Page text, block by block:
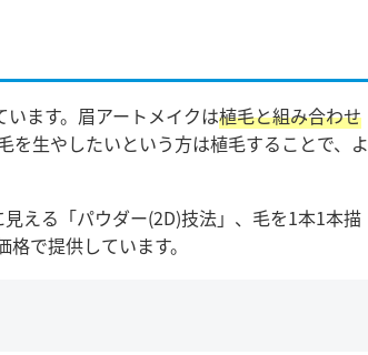
ます。眉アートメイクは植毛と組み合わせ
を生やしたいという方は植毛することで、よ
える「パウダー(2D)技法」、毛を1本1本描
で提供しています。